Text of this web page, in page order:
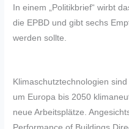
In einem „Politikbrief“ wirbt
die EPBD und gibt sechs
werden sollte.
Klimaschutztechnologien
um Europa bis 2050
neue Arbeitsplätze.
Performance of Buildings